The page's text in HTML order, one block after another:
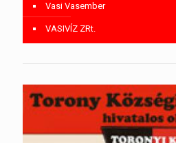
Vasi Vasember
VASIVÍZ ZRt.